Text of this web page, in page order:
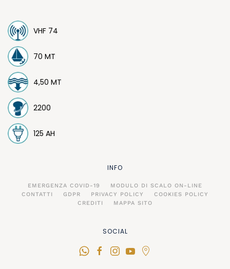
VHF 74
70 MT
4,50 MT
2200
125 AH
INFO
EMERGENZA COVID-19
MODULO DI SCALO ON-LINE
CONTATTI
GDPR PRIVACY POLICY
COOKIES POLICY
CREDITI
MAPPA SITO
SOCIAL